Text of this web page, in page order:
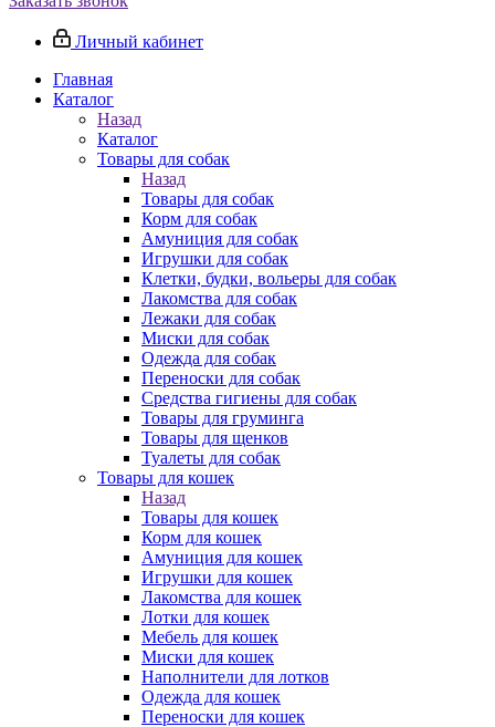
Личный кабинет
Главная
Каталог
Назад
Каталог
Товары для собак
Назад
Товары для собак
Корм для собак
Амуниция для собак
Игрушки для собак
Клетки, будки, вольеры для собак
Лакомства для собак
Лежаки для собак
Миски для собак
Одежда для собак
Переноски для собак
Средства гигиены для собак
Товары для груминга
Товары для щенков
Туалеты для собак
Товары для кошек
Назад
Товары для кошек
Корм для кошек
Амуниция для кошек
Игрушки для кошек
Лакомства для кошек
Лотки для кошек
Мебель для кошек
Миски для кошек
Наполнители для лотков
Одежда для кошек
Переноски для кошек